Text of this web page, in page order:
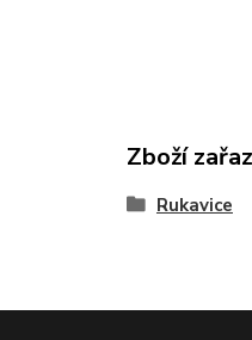
Zboží
Rukavice